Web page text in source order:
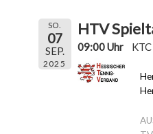
SO.
07
SEP.
2025
HTV
09:00 Uhr